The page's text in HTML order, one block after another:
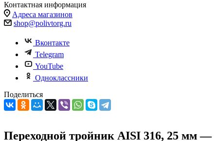
Контактная информация
Адреса магазинов
shop@polivtorg.ru
Вконтакте
Telegram
YouTube
Одноклассники
Поделиться
Переходной тройник AISI 316, 25 мм —